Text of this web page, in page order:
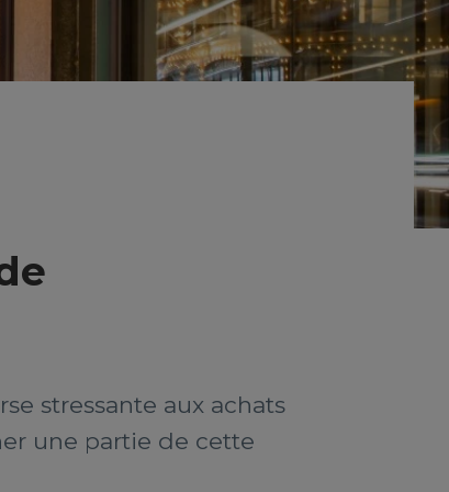
stressante aux achats
une partie de cette